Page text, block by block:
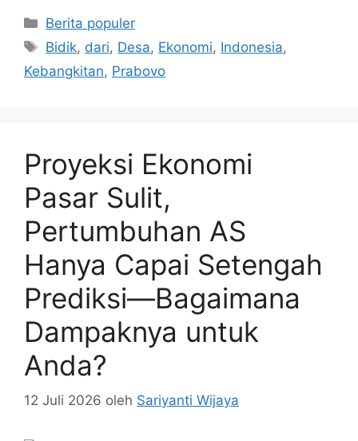
Kategori
Berita populer
Tag
Bidik, dari, Desa, Ekonomi, Indonesia,
Kebangkitan, Prabovo
Proyeksi Ekonomi
Pasar Sulit,
Pertumbuhan AS
Hanya Capai Setengah
Prediksi—Bagaimana
Dampaknya untuk
Anda?
12 Juli 2026 oleh Sariyanti Wijaya